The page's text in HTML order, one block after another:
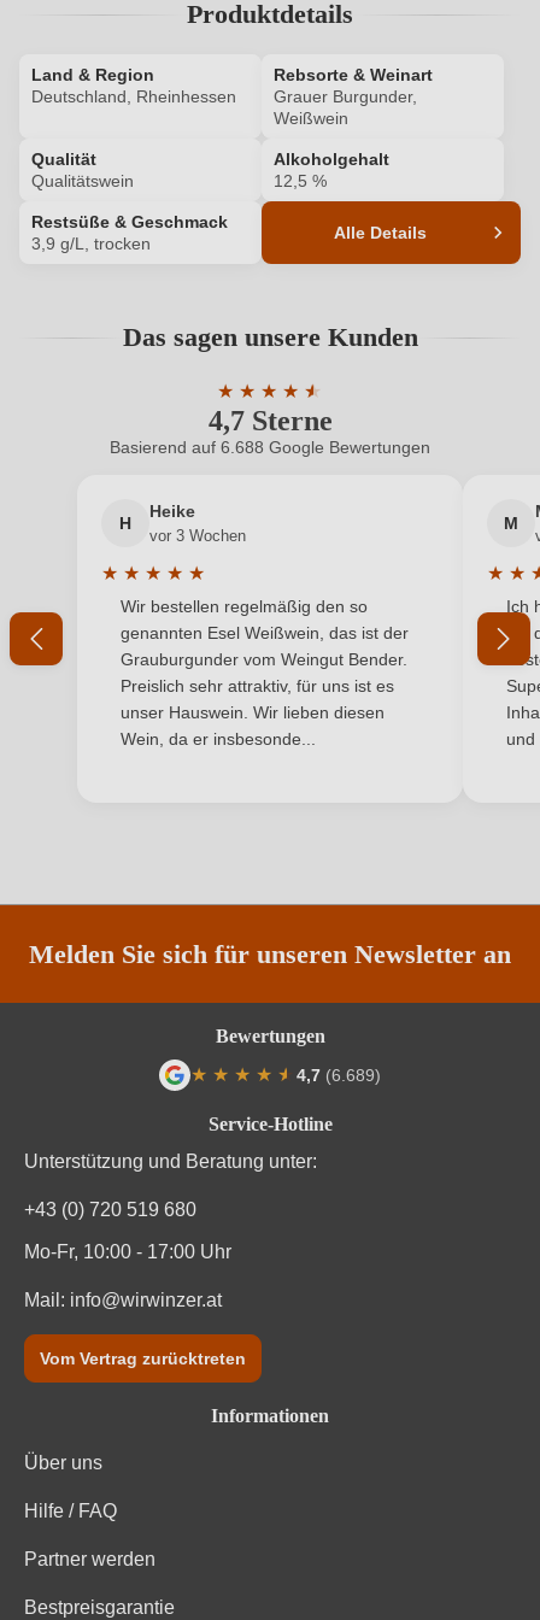
Produktdetails
Land & Region
Deutschland, Rheinhessen
Rebsorte & Weinart
Grauer Burgunder,
Weißwein
Qualität
Qualitätswein
Alkoholgehalt
12,5 %
Restsüße & Geschmack
3,9 g/L, trocken
Alle Details
Alkoholgehalt in %
Edelstahltank
Ja
Bio-Kontrollstelle DE-ÖKO-022
Bio-Kontrollstelle Shop DE-ÖKO-060
Flaschenverschluss Drehverschluss
Hersteller Weingut Eckehart und Johannes Gröhl, Uelversheimer
Qualität
Rebsorte
Restzucker in g/L
Das sagen unsere Kunden
4,7 Sterne
★ ★ ★ ★ ★
★
Durchschnittliche Bewertung von 4.7
Basierend auf 6.688 Google Bewertungen
H
Heike
vor 3 Wochen
★ ★ ★ ★ ★
Durchschnittliche Bewertung von 5 von 5 Sternen
Wir bestellen regelmäßig den so
genannten Esel Weißwein, das ist der
Grauburgunder vom Weingut Bender.
Preislich sehr attraktiv, für uns ist es
unser Hauswein. Wir lieben diesen
Wein, da er insbesonde...
M
★ ★
Ich
mit
und
Melden Sie sich für unseren Newsletter an
Service-Hotline
Unterstützung und Beratung unter:
+43 (0) 720 519 680
Mo-Fr, 10:00 - 17:00 Uhr
Mail: info@wirwinzer.at
Vom Vertrag zurücktreten
Informationen
Über uns
Hilfe / FAQ
Partner werden
Bestpreisgarantie
Bewertungen
★ ★ ★ ★ ★
★ 4,7 (6.689)